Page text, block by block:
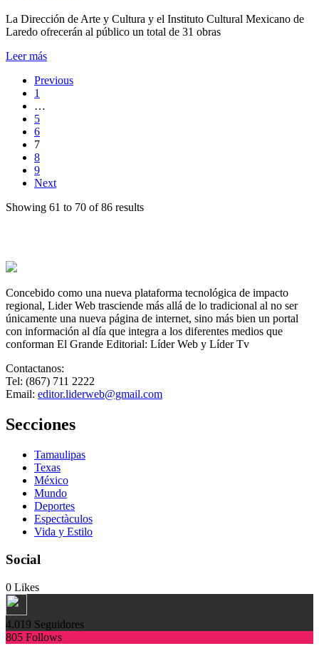
La Dirección de Arte y Cultura y el Instituto Cultural Mexicano de
Laredo ofrecerán al público un total de 31 obras
Leer más
Previous
1
…
5
6
7
8
9
Next
Showing 61 to 70 of 86 results
Concebido como una nueva plataforma tecnológica de impacto
regional, Lider Web trasciende más allá de lo tradicional al no ser
únicamente una nueva página de internet, sino más bien un portal
con información al día que integra a los diferentes medios que
conforman El Grande Editorial: Líder Web y Líder Tv
Contactanos:
Tel: (867) 711 2222
Email: editor.liderweb@gmail.com
Secciones
Tamaulipas
Texas
México
Mundo
Deportes
Espectàculos
Vida y Estilo
Social
0 Likes
4.019 Seguidores
805 Follows